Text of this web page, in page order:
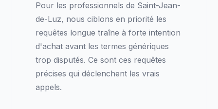
Pour les professionnels de Saint-Jean-
de-Luz, nous ciblons en priorité les
requêtes longue traîne à forte intention
d'achat avant les termes génériques
trop disputés. Ce sont ces requêtes
précises qui déclenchent les vrais
appels.